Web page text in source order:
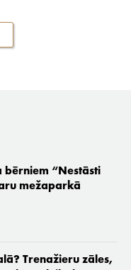
bērniem “Nestāsti
mežaparkā
Trenažieru zāles,